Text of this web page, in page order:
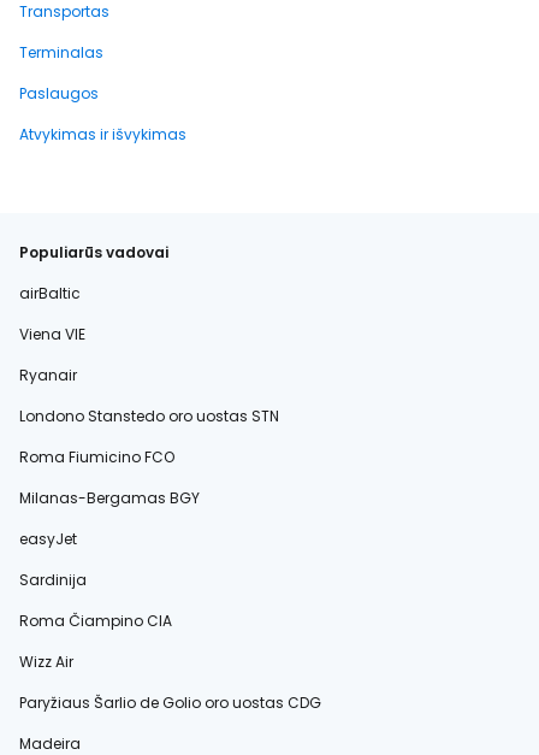
Transportas
Terminalas
Paslaugos
Atvykimas ir išvykimas
Populiarūs vadovai
airBaltic
Viena VIE
Ryanair
Londono Stanstedo oro uostas STN
Roma Fiumicino FCO
Milanas-Bergamas BGY
easyJet
Sardinija
Roma Čiampino CIA
Wizz Air
Paryžiaus Šarlio de Golio oro uostas CDG
Madeira